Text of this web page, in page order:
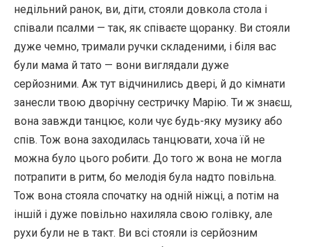
недільний ранок, ви, діти, стояли довкола стола і
співали псалми — так, як співаєте щоранку. Ви стояли
дуже чемно, тримали ручки складеними, і біля вас
були мама й тато — вони виглядали дуже
серйозними. Аж тут відчинились двері, й до кімнати
занесли твою дворічну сестричку Марію. Ти ж знаєш,
вона завжди танцює, коли чує будь-яку музику або
спів. Тож вона заходилась танцювати, хоча їй не
можна було цього робити. До того ж вона не могла
потрапити в ритм, бо мелодія була надто повільна.
Тож вона стояла спочатку на одній ніжці, а потім на
іншій і дуже повільно нахиляла свою голівку, але
рухи були не в такт. Ви всі стояли із серйозним